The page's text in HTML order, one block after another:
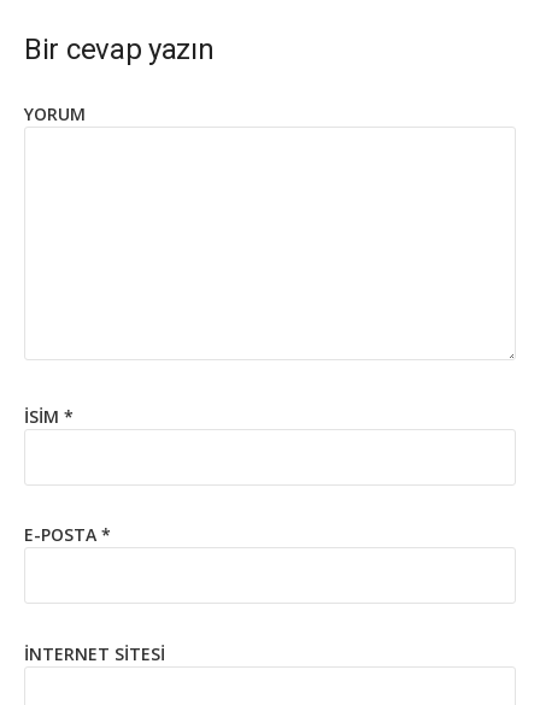
Bir cevap yazın
YORUM
İSIM *
E-POSTA *
İNTERNET SITESI